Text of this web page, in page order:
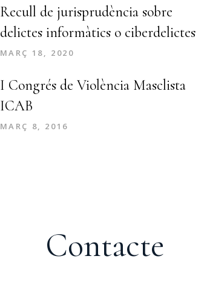
Recull de jurisprudència sobre
delictes informàtics o ciberdelictes
MARÇ 18, 2020
I Congrés de Violència Masclista
ICAB
MARÇ 8, 2016
Contacte